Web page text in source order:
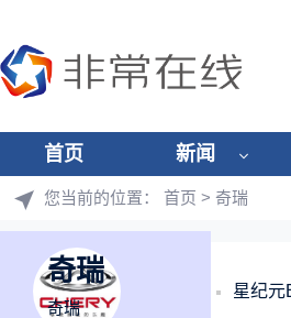
首页 新闻
您当前的位置： 首页 > 奇瑞
奇瑞
奇瑞
星纪元